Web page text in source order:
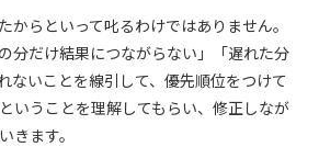
からといって叱るわけではありません。
分だけ結果につながらない」「遅れた分
ないことを線引して、優先順位をつけて
いうことを理解してもらい、修正しなが
きます。